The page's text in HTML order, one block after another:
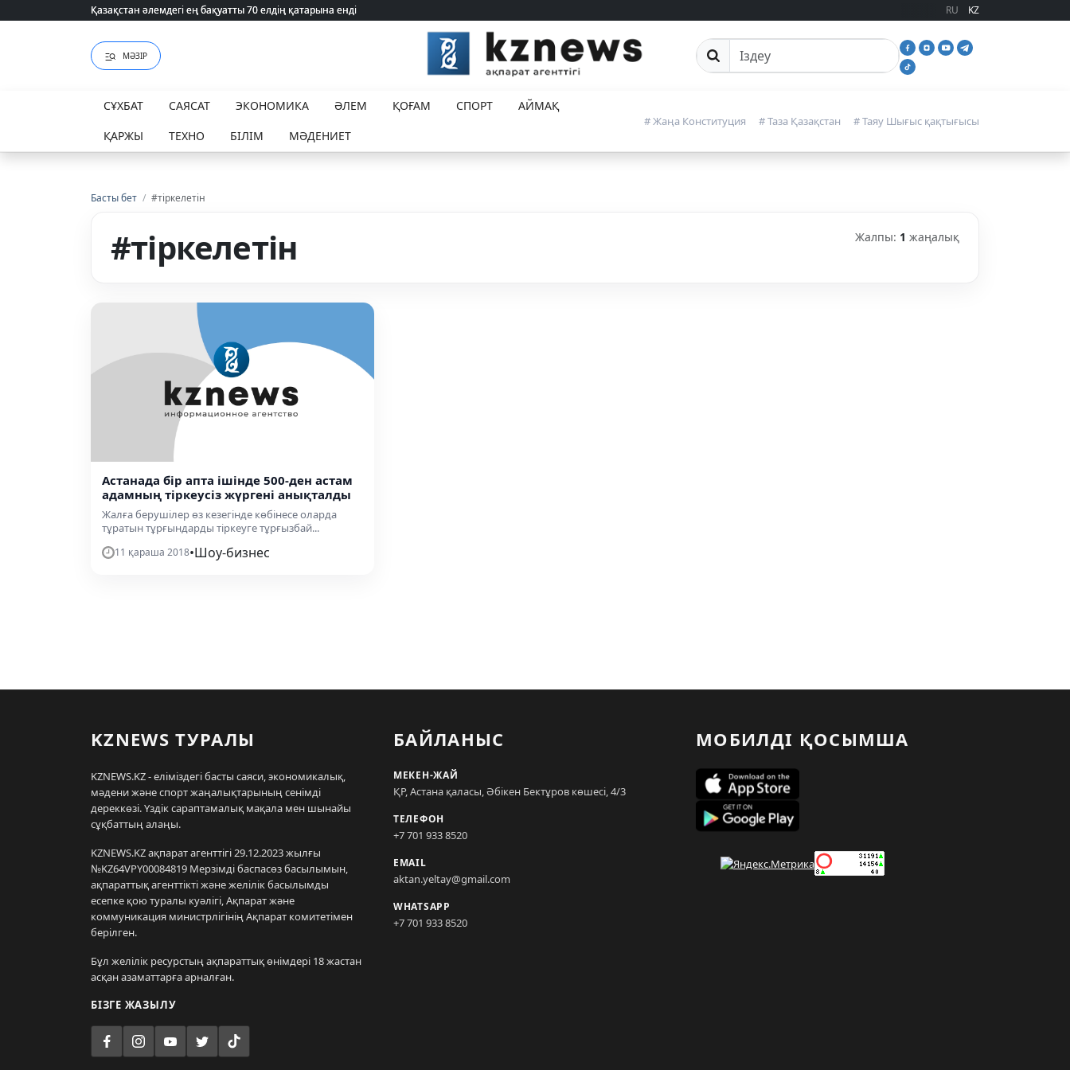
Қазақстан әлемдегі ең бақуатты 70 елдің қатарына енді
Қазақстан әлемдегі ең бақуатты 70 елдің қатарына енді RU KZ
МӘЗІР Сайттан іздеу
СҰХБАТ САЯСАТ ЭКОНОМИКА ӘЛЕМ ҚОҒАМ СПОРТ
АЙМАҚ
ҚАРЖЫ
ТЕХНО БІЛІМ МӘДЕНИЕТ
# Жаңа Конституция # Таза Қазақстан # Таяу Шығыс қақтығысы
Басты бет / #тіркелетін
#тіркелетін Жалпы: 1 жаңалық
Астанада бір апта ішінде 500-ден астам
адамның тіркеусіз жүргені анықталды
Жалға берушілер өз кезегінде көбінесе оларда
тұратын тұрғындарды тіркеуге тұрғызбай...
11 қараша 2018•Шоу-бизнес
KZNEWS ТУРАЛЫ
KZNEWS.KZ - еліміздегі басты саяси, экономикалық,
мәдени және спорт жаңалықтарының сенімді
дереккөзі. Үздік сараптамалық мақала мен шынайы
сұқбаттың алаңы.
KZNEWS.KZ ақпарат агенттігі 29.12.2023 жылғы
№KZ64VPY00084819 Мерзімді баспасөз басылымын,
ақпараттық агенттікті және желілік басылымды
есепке қою туралы куәлігі, Ақпарат және
коммуникация министрлігінің Ақпарат комитетімен
берілген.
Бұл желілік ресурстың ақпараттық өнімдері 18 жастан
асқан азаматтарға арналған.
БІЗГЕ ЖАЗЫЛУ
БАЙЛАНЫС
МЕКЕН-ЖАЙ
ҚР, Астана қаласы, Әбікен Бектұров көшесі, 4/3
ТЕЛЕФОН
+7 701 933 8520
EMAIL
aktan.yeltay@gmail.com
WHATSAPP
+7 701 933 8520
МОБИЛДІ ҚОСЫМША